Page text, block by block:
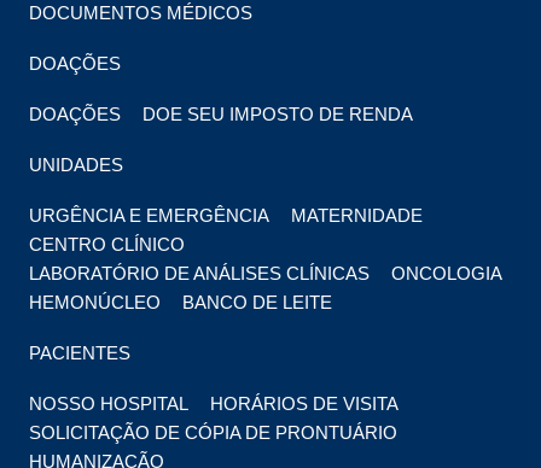
DOCUMENTOS MÉDICOS
DOAÇÕES
DOAÇÕES DOE SEU IMPOSTO DE RENDA
UNIDADES
URGÊNCIA E EMERGÊNCIA
MATERNIDADE
CENTRO CLÍNICO
LABORATÓRIO DE ANÁLISES CLÍNICAS
ONCOLOGIA
HEMONÚCLEO
BANCO DE LEITE
PACIENTES
NOSSO HOSPITAL
HORÁRIOS DE VISITA
SOLICITAÇÃO DE CÓPIA DE PRONTUÁRIO
HUMANIZAÇÃO